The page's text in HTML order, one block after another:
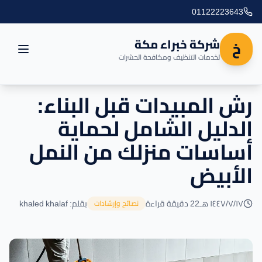
01122223643
خ شركة خبراء مكة
لخدمات التنظيف ومكافحة الحشرات
الرئيسية
العروض
المدونة
مناطق التغطية
خدماتنا
رش المبيدات قبل البناء:
الدليل الشامل لحماية
أساسات منزلك من النمل
الأبيض
١٧‏/٧‏/١٤٤٧ هـ 22 دقيقة قراءة نصائح وإرشادات بقلم: khaled khalaf